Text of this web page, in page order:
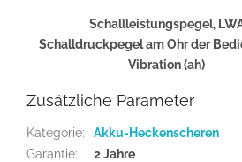
Schallleistungspegel,
Schalldruckpegel am Ohr der
Vibration (ah)
Zusätzliche Parameter
Kategorie:
Akku-Heckenscheren
Garantie:
2 Jahre